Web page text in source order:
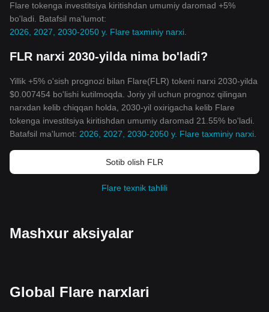
Flare tokenga investitsiya kiritishdan umumiy daromad +5%
bo'ladi. Batafsil ma'lumot:
2026, 2027, 2030-2050 y. Flare taxminiy narxi
FLR narxi 2030-yilda nima bo'ladi?
Yillik +5% o'sish prognozi bilan Flare(FLR) tokeni narxi 2030-yilda
$0.007454 bo'lishi kutilmoqda. Joriy yil uchun prognoz qilingan
narxdan kelib chiqqan holda, 2030-yil oxirigacha kelib Flare
tokenga investitsiya kiritishdan umumiy daromad 21.55% bo'ladi.
Batafsil ma'lumot: 2026, 2027, 2030-2050 y. Flare taxminiy narxi
Sotib olish FLR
Flare texnik tahlili
Mashxur aksiyalar
Global Flare narxlari